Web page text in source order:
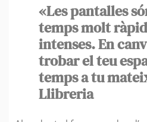
«Les pantalles
temps molt
intenses. En
trobar el teu
temps a tu
Llibreria